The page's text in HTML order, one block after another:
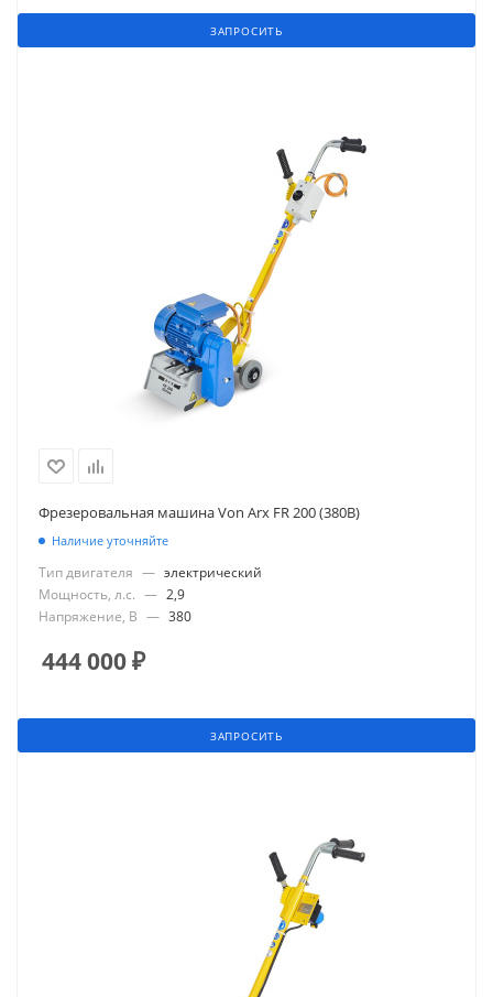
ЗАПРОСИТЬ
Фрезеровальная машина Von Arx FR 200 (380В)
Наличие уточняйте
Тип двигателя — электрический
Мощность, л.с. — 2,9
Напряжение, В — 380
444 000₽
ЗАПРОСИТЬ